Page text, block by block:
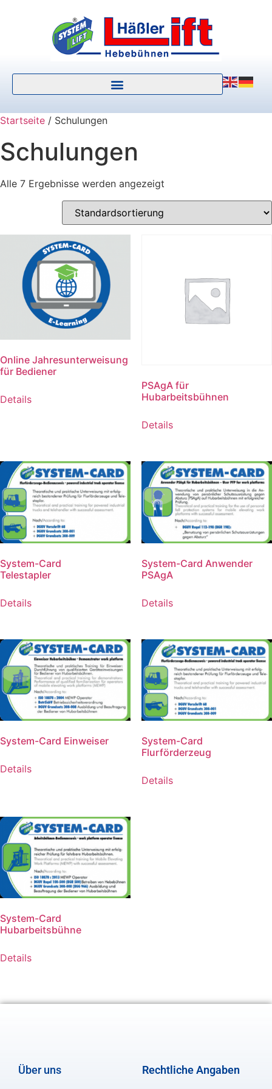
Startseite / Schulungen
Schulungen
Alle 7 Ergebnisse werden angezeigt
Online Jahresunterweisung
für Bediener
Details
PSAgA für
Hubarbeitsbühnen
Details
System-Card
Telestapler
Details
System-Card Anwender
PSAgA
Details
System-Card Einweiser
Details
System-Card
Flurförderzeug
Details
System-Card
Hubarbeitsbühne
Details
Über uns Rechtliche Angaben